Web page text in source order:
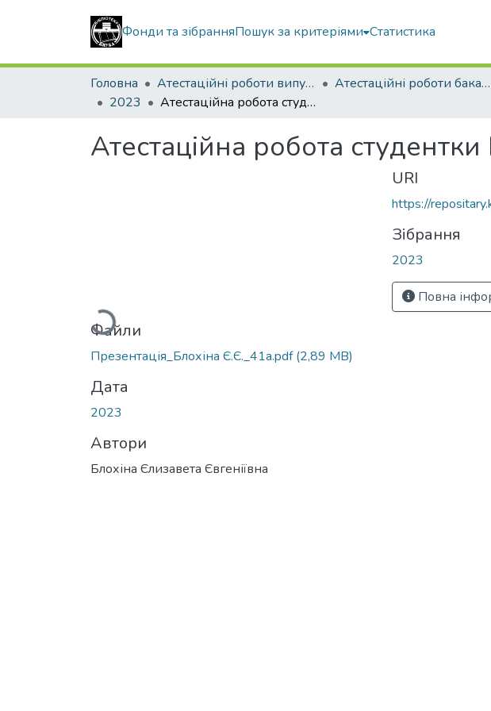
Фонди та зібранняПошук за критеріями Статистика
Головна Атестаційні роботи випускників Атестаційні роботи бакалаврів
2023
Атестаційна робота студентки Блохіної Єлизавети Євгеніївни
Атестаційна робота
Вантажиться...
Файли
Презентація_Блохіна Є.Є._41а.pdf(2,89 MB)
Дата
2023
Автори
Блохіна Єлизавета Євгеніївна
URI
https://
Зібрання
2023
Повна